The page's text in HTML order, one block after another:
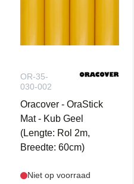
OR-35-
030-002
Oracover - OraStick
Mat - Kub Geel
(Lengte: Rol 2m,
Breedte: 60cm)
Niet op voorraad